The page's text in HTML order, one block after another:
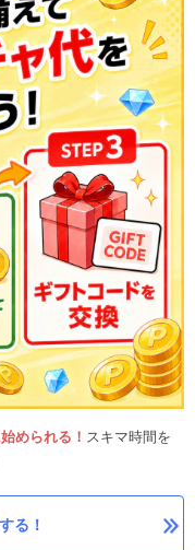
められる！ スキマ時間を
る！